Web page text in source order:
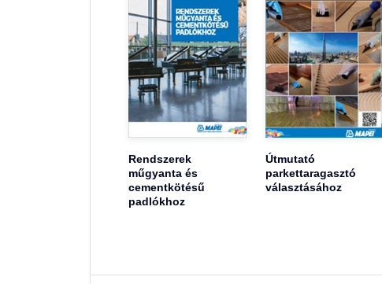
Rendszerek
műgyanta és
cementkötésű
padlókhoz
Útmutató
parkettaragasztó
választásához